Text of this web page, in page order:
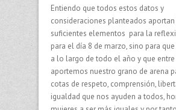
Entiendo que todos estos datos y
consideraciones planteados
suficientes elementos para la
para el día 8 de marzo, sino para
a lo largo de todo el año y que
aportemos nuestro grano de arena
cotas de respeto, comprensión,
igualdad que nos ayuden a todos,